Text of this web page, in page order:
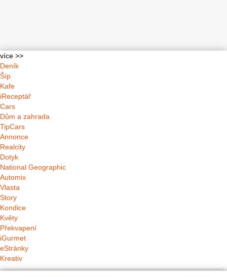
více >>
Deník
Šíp
Kafe
iReceptář
Cars
Dům a zahrada
TipCars
Annonce
Realcity
Dotyk
National Geographic
Automix
Vlasta
Story
Kondice
Květy
Překvapení
iGurmet
eStránky
Kreativ